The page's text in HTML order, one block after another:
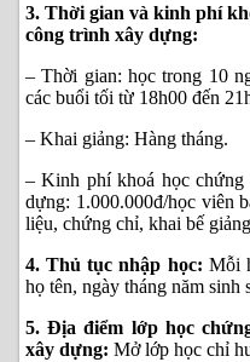
3. Thời gian và kinh phí
công trình xây dựng:
– Thời gian: học trong 10
các buổi tối từ 18h00 đến
– Khai giảng: Hàng tháng.
– Kinh phí khoá học
dựng: 1.000.000đ/học viên
liệu, chứng chỉ, khai bế
4. Thủ tục nhập học: Mỗi
họ tên, ngày tháng năm sinh
5. Địa điểm lớp học
xây dựng: Mở lớp học chỉ